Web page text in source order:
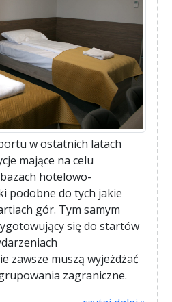
w ostatnich latach
mające na celu
hotelowo-
podobne do tych jakie
gór. Tym samym
się do startów
zawsze muszą wyjeżdżać
zagraniczne.